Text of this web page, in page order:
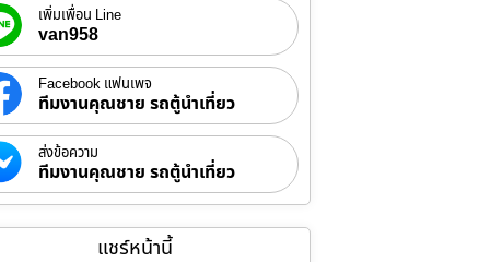
เพิ่มเพื่อน Line
van958
Facebook แฟนเพจ
ทีมงานคุณชาย รถตู้นำเที่ยว
ส่งข้อความ
ทีมงานคุณชาย รถตู้นำเที่ยว
แชร์หน้านี้